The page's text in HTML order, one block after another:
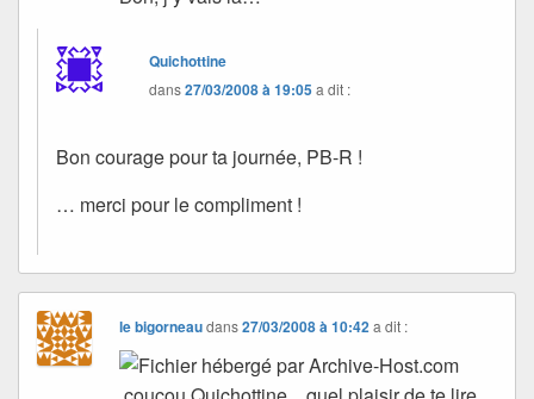
Quichottine
dans27/03/2008 à 19:05a dit :
Bon courage pour ta journée, PB-R !
… merci pour le compliment !
le bigorneaudans27/03/2008 à 10:42 a dit :